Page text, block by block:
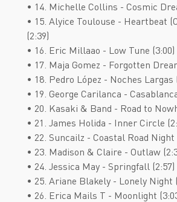
• 14. Michelle Collins - Cosmic
• 15. Alyice Toulouse - Heartbeat
(2:39)
• 16. Eric Millaao - Low Tune (3:00)
• 17. Maja Gomez - Forgotten
• 18. Pedro López - Noches Largas
• 19. George Carilanca -
• 20. Kasaki & Band - Road to
• 21. James Holida - Inner Circle
• 22. Suncailz - Coastal Road Night
• 23. Madison & Claire - Outlaw
• 24. Jessica May - Springfall (2:57)
• 25. Ariane Blakely - Lonely Night
• 26. Erica Mails T - Moonlight